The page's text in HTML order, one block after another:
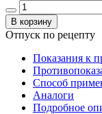
В корзину
Отпуск по рецепту
Показания к
Способ
Аналоги
Подробное